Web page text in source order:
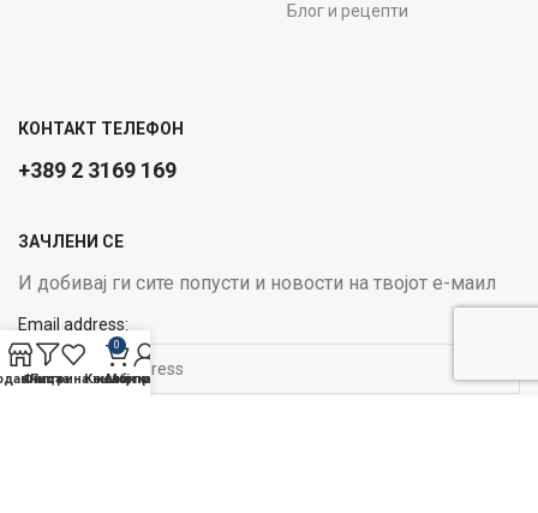
Блог и рецепти
КОНТАКТ ТЕЛЕФОН
+389 2 3169 169
ЗАЧЛЕНИ СЕ
И добивај ги сите попусти и новости на твојот е-маил
Email address:
Филтри
Листа на желби
0
Кошничка
Мој профил